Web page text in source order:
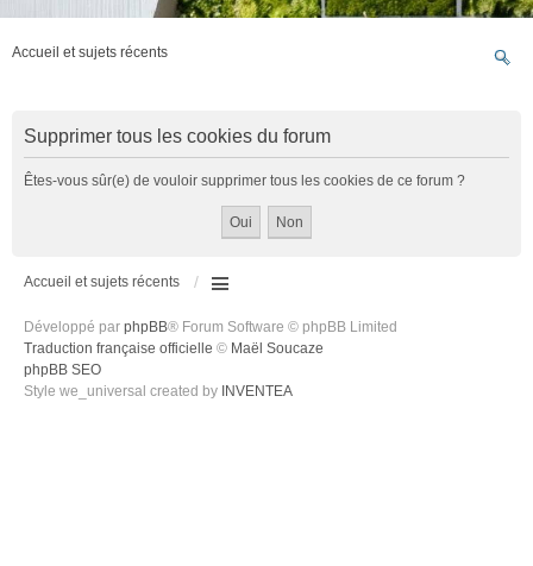
Accueil et sujets récents
Supprimer tous les cookies du forum
Êtes-vous sûr(e) de vouloir supprimer tous les cookies de ce forum ?
Accueil et sujets récents
Développé par phpBB® Forum Software © phpBB Limited
Traduction française officielle © Maël Soucaze
phpBB SEO
Style we_universal created by INVENTEA